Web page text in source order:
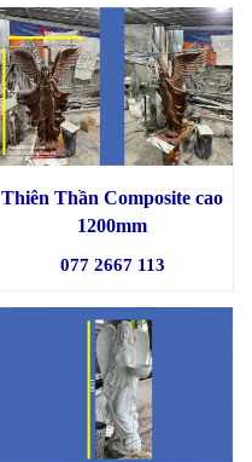
Thiên Thần Composite cao
1200mm
077 2667 113